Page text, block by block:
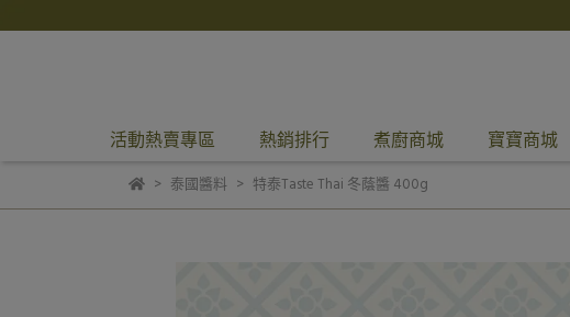
活動熱賣專區 熱銷排行 煮廚商城 寶寶商城
泰國醬料 特泰Taste Thai 冬蔭醬 400g